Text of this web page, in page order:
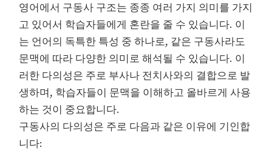
영어에서 구동사 구조는 종종 여러 가지 의미를 가지
고 있어서 학습자들에게 혼란을 줄 수 있습니다. 이
는 언어의 독특한 특성 중 하나로, 같은 구동사라도
문맥에 따라 다양한 의미로 해석될 수 있습니다. 이
러한 다의성은 주로 부사나 전치사와의 결합으로 발
생하며, 학습자들이 문맥을 이해하고 올바르게 사용
하는 것이 중요합니다.
구동사의 다의성은 주로 다음과 같은 이유에 기인합
니다: